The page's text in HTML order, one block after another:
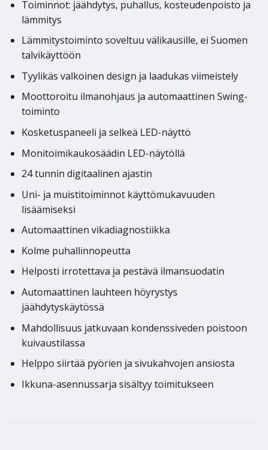
Toiminnot: jäähdytys, puhallus, kosteudenpoisto ja
lämmitys
Lämmitystoiminto soveltuu välikausille, ei Suomen
talvikäyttöön
Tyylikäs valkoinen design ja laadukas viimeistely
Moottoroitu ilmanohjaus ja automaattinen Swing-
toiminto
Kosketuspaneeli ja selkeä LED-näyttö
Monitoimikaukosäädin LED-näytöllä
24 tunnin digitaalinen ajastin
Uni- ja muistitoiminnot käyttömukavuuden
lisäämiseksi
Automaattinen vikadiagnostiikka
Kolme puhallinnopeutta
Helposti irrotettava ja pestävä ilmansuodatin
Automaattinen lauhteen höyrystys
jäähdytyskäytössä
Mahdollisuus jatkuvaan kondenssiveden poistoon
kuivaustilassa
Helppo siirtää pyörien ja sivukahvojen ansiosta
Ikkuna-asennussarja sisältyy toimitukseen